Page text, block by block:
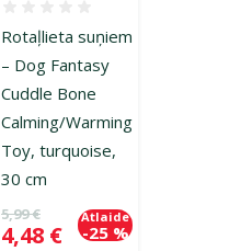
Rotaļlieta suņiem
– Dog Fantasy
Cuddle Bone
Calming/Warming
Toy, turquoise,
30 cm
Oriģinālā cena
5,99 €
Cena
4,48 €
Atlaide
-25 %